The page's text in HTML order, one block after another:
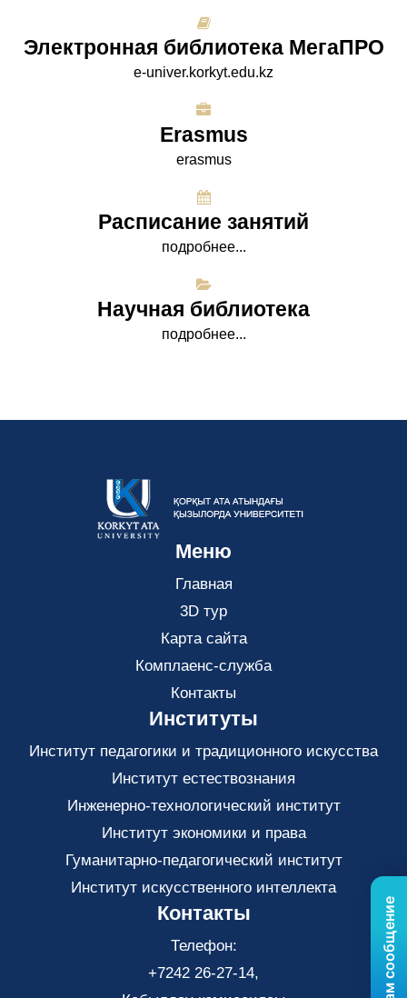
Электронная библиотека МегаПРО
e-univer.korkyt.edu.kz
Erasmus
erasmus
Расписание занятий
подробнее...
Научная библиотека
подробнее...
Меню
Главная
3D тур
Карта сайта
Комплаенс-служба
Контакты
Институты
Институт педагогики и традиционного искусства
Институт естествознания
Инженерно-технологический институт
Институт экономики и права
Гуманитарно-педагогический институт
Институт искусственного интеллекта
Контакты
Телефон:
+7242 26-27-14,